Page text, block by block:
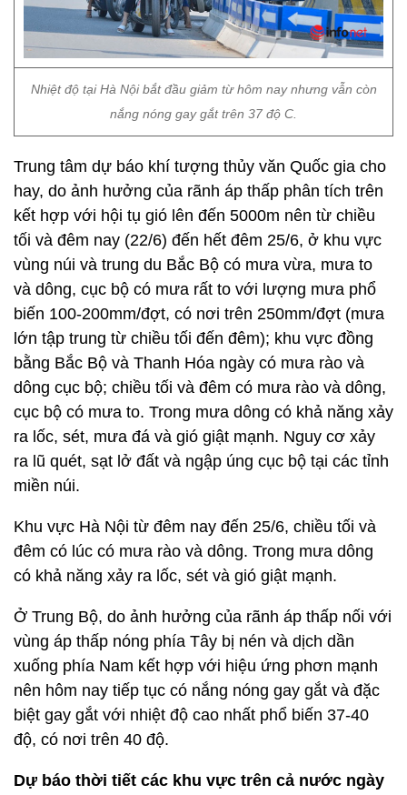
Nhiệt độ tại Hà Nội bắt đầu giảm từ hôm nay nhưng vẫn còn
nắng nóng gay gắt trên 37 độ C.
Trung tâm dự báo khí tượng thủy văn Quốc gia cho
hay, do ảnh hưởng của rãnh áp thấp phân tích trên
kết hợp với hội tụ gió lên đến 5000m nên từ chiều
tối và đêm nay (22/6) đến hết đêm 25/6, ở khu vực
vùng núi và trung du Bắc Bộ có mưa vừa, mưa to
và dông, cục bộ có mưa rất to với lượng mưa phổ
biến 100-200mm/đợt, có nơi trên 250mm/đợt (mưa
lớn tập trung từ chiều tối đến đêm); khu vực đồng
bằng Bắc Bộ và Thanh Hóa ngày có mưa rào và
dông cục bộ; chiều tối và đêm có mưa rào và dông,
cục bộ có mưa to. Trong mưa dông có khả năng xảy
ra lốc, sét, mưa đá và gió giật mạnh. Nguy cơ xảy
ra lũ quét, sạt lở đất và ngập úng cục bộ tại các tỉnh
miền núi.
Khu vực Hà Nội từ đêm nay đến 25/6, chiều tối và
đêm có lúc có mưa rào và dông. Trong mưa dông
có khả năng xảy ra lốc, sét và gió giật mạnh.
Ở Trung Bộ, do ảnh hưởng của rãnh áp thấp nối với
vùng áp thấp nóng phía Tây bị nén và dịch dần
xuống phía Nam kết hợp với hiệu ứng phơn mạnh
nên hôm nay tiếp tục có nắng nóng gay gắt và đặc
biệt gay gắt với nhiệt độ cao nhất phổ biến 37-40
độ, có nơi trên 40 độ.
Dự báo thời tiết các khu vực trên cả nước ngày